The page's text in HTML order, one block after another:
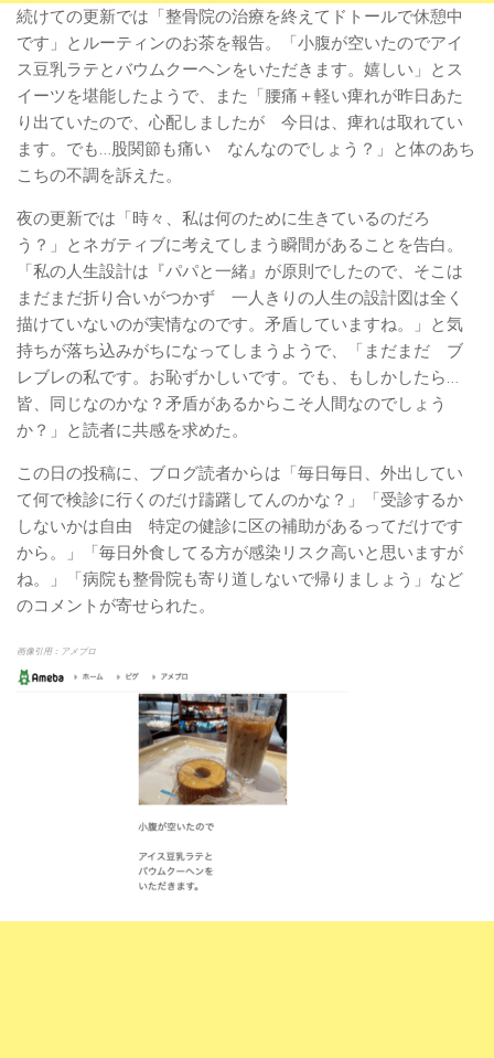
続けての更新では「整骨院の治療を終えてドトールで休憩中
です」とルーティンのお茶を報告。「小腹が空いたのでアイ
ス豆乳ラテとバウムクーヘンをいただきます。嬉しい」とス
イーツを堪能したようで、また「腰痛＋軽い痺れが昨日あた
り出ていたので、心配しましたが 今日は、痺れは取れてい
ます。でも…股関節も痛い なんなのでしょう？」と体のあち
こちの不調を訴えた。
夜の更新では「時々、私は何のために生きているのだろ
う？」とネガティブに考えてしまう瞬間があることを告白。
「私の人生設計は『パパと一緒』が原則でしたので、そこは
まだまだ折り合いがつかず 一人きりの人生の設計図は全く
描けていないのが実情なのです。矛盾していますね。」と気
持ちが落ち込みがちになってしまうようで、「まだまだ ブ
レブレの私です。お恥ずかしいです。でも、もしかしたら…
皆、同じなのかな？矛盾があるからこそ人間なのでしょう
か？」と読者に共感を求めた。
この日の投稿に、ブログ読者からは「毎日毎日、外出してい
て何で検診に行くのだけ躊躇してんのかな？」「受診するか
しないかは自由 特定の健診に区の補助があるってだけです
から。」「毎日外食してる方が感染リスク高いと思いますが
ね。」「病院も整骨院も寄り道しないで帰りましょう」など
のコメントが寄せられた。
画像引用：アメブロ